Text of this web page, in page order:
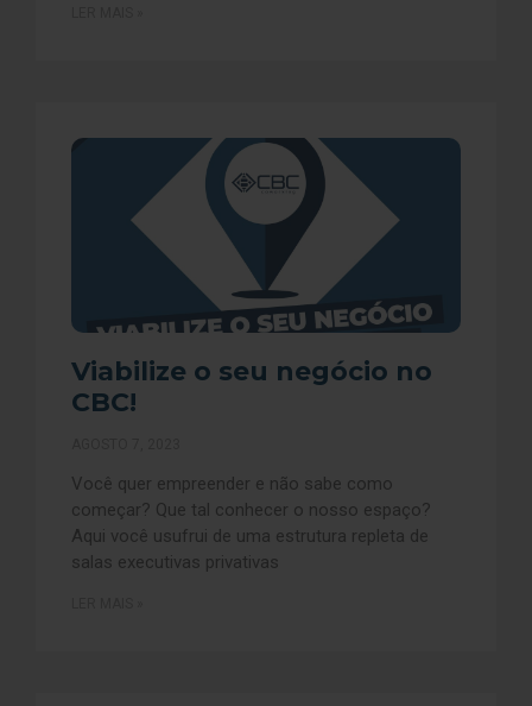
Viabilize o seu negócio no
CBC!
Você quer empreender e não sabe como
começar? Que tal conhecer o nosso espaço?
Aqui você usufrui de uma estrutura repleta de
salas executivas privativas